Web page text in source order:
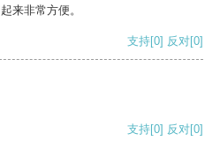
来非常方便。
支持[0] 反对[0]
支持[0] 反对[0]